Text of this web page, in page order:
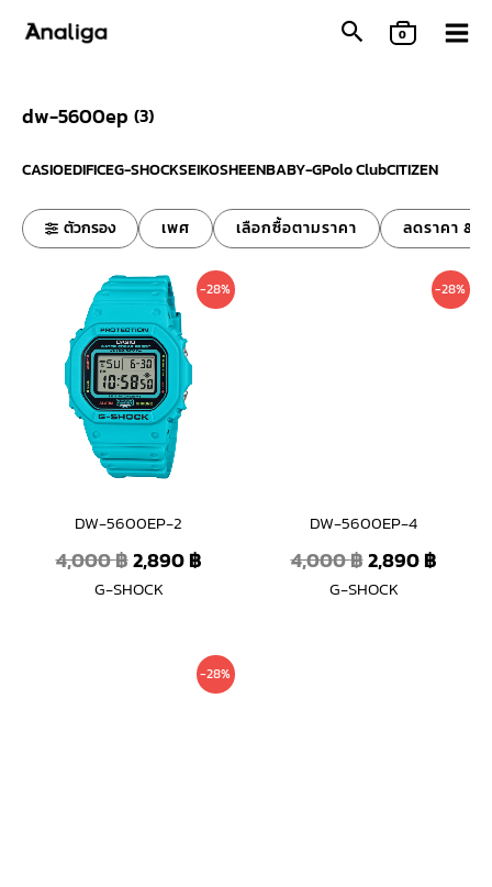
0
dw-5600ep (3)
CASIOEDIFICEG-SHOCKSEIKOSHEENBABY-GPolo ClubCITIZEN
ตัวกรอง เพศ เลือกซื้อตามราคา ลดราคา &
-28%
DW-5600EP-2
4,000฿
Original
price
was:
4,000 ฿.
2,890฿
Current
price
G-SHOCK
-28%
DW-5600EP-4
4,000฿
Original
2,890฿
price
G-SHOCK
-28%
OriginalCurrent
price